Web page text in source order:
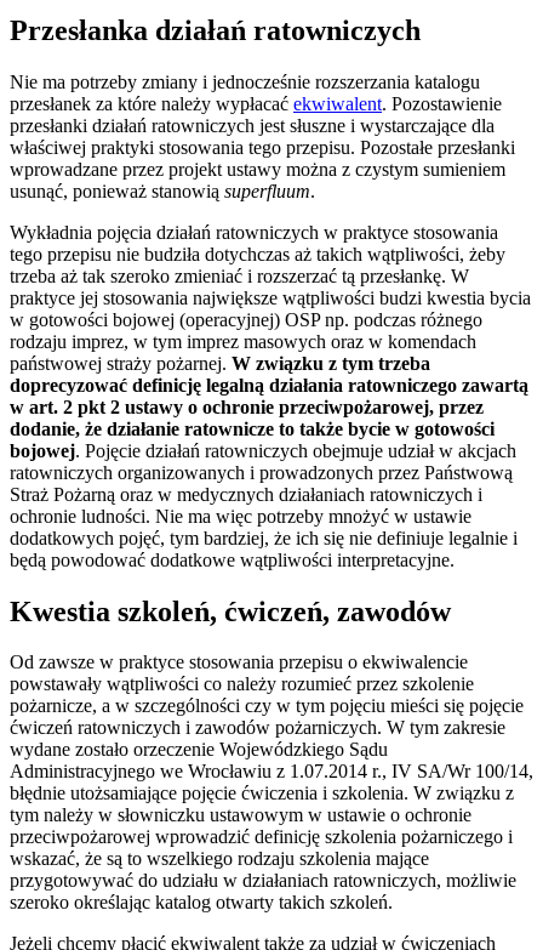
Przesłanka działań ratowniczych
Nie ma potrzeby zmiany i jednocześnie rozszerzania katalogu
przesłanek za które należy wypłacać ekwiwalent. Pozostawienie
przesłanki działań ratowniczych jest słuszne i wystarczające dla
właściwej praktyki stosowania tego przepisu. Pozostałe przesłanki
wprowadzane przez projekt ustawy można z czystym sumieniem
usunąć, ponieważ stanowią superfluum.
Wykładnia pojęcia działań ratowniczych w praktyce stosowania
tego przepisu nie budziła dotychczas aż takich wątpliwości, żeby
trzeba aż tak szeroko zmieniać i rozszerzać tą przesłankę. W
praktyce jej stosowania największe wątpliwości budzi kwestia bycia
w gotowości bojowej (operacyjnej) OSP np. podczas różnego
rodzaju imprez, w tym imprez masowych oraz w komendach
państwowej straży pożarnej. W związku z tym trzeba
doprecyzować definicję legalną działania ratowniczego zawartą
w art. 2 pkt 2 ustawy o ochronie przeciwpożarowej, przez
dodanie, że działanie ratownicze to także bycie w gotowości
bojowej. Pojęcie działań ratowniczych obejmuje udział w akcjach
ratowniczych organizowanych i prowadzonych przez Państwową
Straż Pożarną oraz w medycznych działaniach ratowniczych i
ochronie ludności. Nie ma więc potrzeby mnożyć w ustawie
dodatkowych pojęć, tym bardziej, że ich się nie definiuje legalnie i
będą powodować dodatkowe wątpliwości interpretacyjne.
Kwestia szkoleń, ćwiczeń, zawodów
Od zawsze w praktyce stosowania przepisu o ekwiwalencie
powstawały wątpliwości co należy rozumieć przez szkolenie
pożarnicze, a w szczególności czy w tym pojęciu mieści się pojęcie
ćwiczeń ratowniczych i zawodów pożarniczych. W tym zakresie
wydane zostało orzeczenie Wojewódzkiego Sądu
Administracyjnego we Wrocławiu z 1.07.2014 r., IV SA/Wr 100/14,
błędnie utożsamiające pojęcie ćwiczenia i szkolenia. W związku z
tym należy w słowniczku ustawowym w ustawie o ochronie
przeciwpożarowej wprowadzić definicję szkolenia pożarniczego i
wskazać, że są to wszelkiego rodzaju szkolenia mające
przygotowywać do udziału w działaniach ratowniczych, możliwie
szeroko określając katalog otwarty takich szkoleń.
Jeżeli chcemy płacić ekwiwalent także za udział w ćwiczeniach